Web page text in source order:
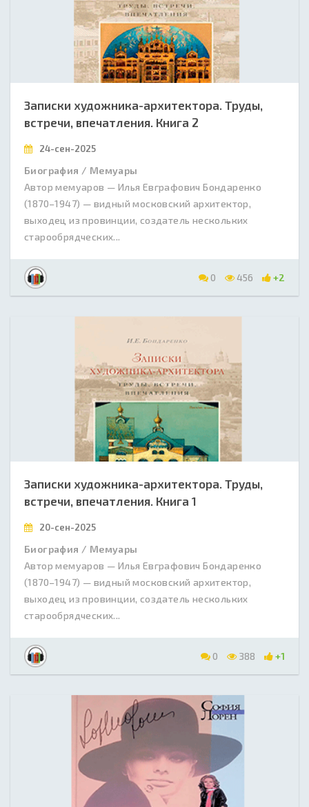
Записки художника-архитектора. Труды,
встречи, впечатления. Книга 2
24-сен-2025
Биография / Мемуары
Автор мемуаров — Илья Евграфович Бондаренко
(1870–1947) — видный московский архитектор,
выходец из провинции, создатель нескольких
старообрядческих...
0 456 +2
Записки художника-архитектора. Труды,
встречи, впечатления. Книга 1
20-сен-2025
Биография / Мемуары
Автор мемуаров — Илья Евграфович Бондаренко
(1870–1947) — видный московский архитектор,
выходец из провинции, создатель нескольких
старообрядческих...
0 388 +1